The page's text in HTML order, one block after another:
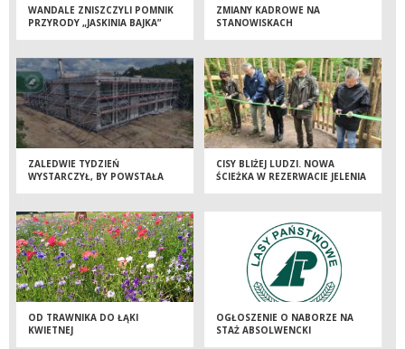
WANDALE ZNISZCZYLI POMNIK
PRZYRODY „JASKINIA BAJKA”
ZMIANY KADROWE NA
STANOWISKACH
ZALEDWIE TYDZIEŃ
WYSTARCZYŁ, BY POWSTAŁA
CISY BLIŻEJ LUDZI. NOWA
ŚCIEŻKA W REZERWACIE JELENIA
OD TRAWNIKA DO ŁĄKI
KWIETNEJ
OGŁOSZENIE O NABORZE NA
STAŻ ABSOLWENCKI